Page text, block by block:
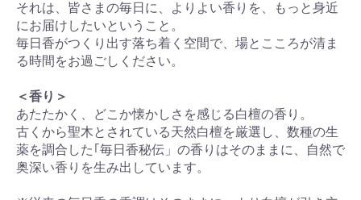
それは、皆さまの毎日に、よりよい香りを、もっと身近
にお届けしたいということ。
毎日香がつくり出す落ち着く空間で、場とこころが清ま
る時間をお過ごしください。
＜香り＞
あたたかく、どこか懐かしさを感じる白檀の香り。
古くから聖木とされている天然白檀を厳選し、数種の生
薬を調合した｢毎日香秘伝」の香りはそのままに、自然で
奥深い香りを生み出しています。